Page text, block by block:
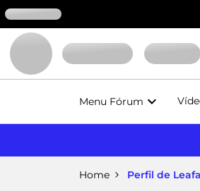
Menu Fórum
Home Perfil de